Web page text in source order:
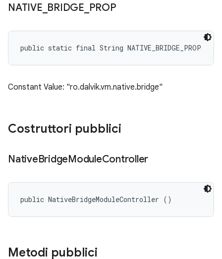
NATIVE BRIDGE PROP
public static final String NATIVE_BRIDGE_PROP
Constant Value: "ro.dalvik.vm.native.bridge"
Costruttori pubblici
NativeBridgeModuleController
public NativeBridgeModuleController ()
Metodi pubblici